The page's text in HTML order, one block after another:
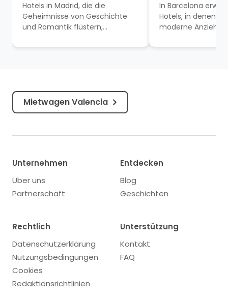
Hotels in Madrid, die die
Geheimnisse von Geschichte
und Romantik flüstern,
zeitlosen spanischen Eleganz. Im
In Barcelona
Hotels, in denen
moderne
Charme,
Mietwagen Valencia
Unternehmen
Über uns
Partnerschaft
Entdecken
Blog
Geschichten
Rechtlich
Datenschutzerklärung
Nutzungsbedingungen
Cookies
Redaktionsrichtlinien
Unterstützung
Kontakt
FAQ